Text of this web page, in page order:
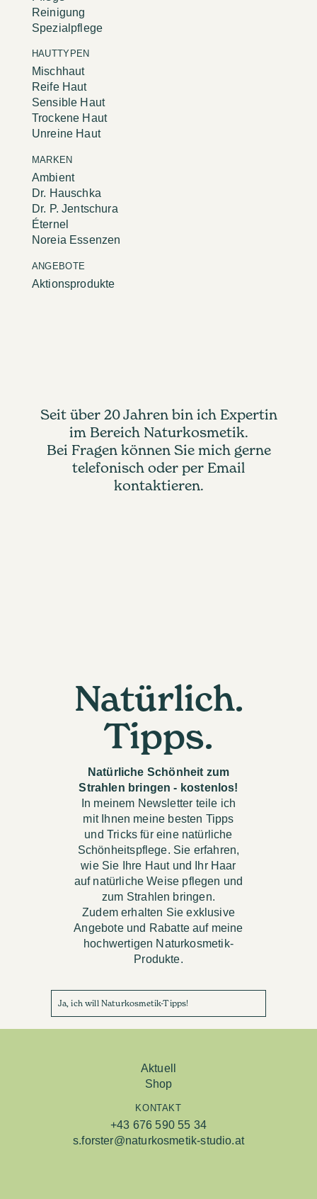
Reinigung
Spezialpflege
HAUTTYPEN
Mischhaut
Reife Haut
Sensible Haut
Trockene Haut
Unreine Haut
MARKEN
Ambient
Dr. Hauschka
Dr. P. Jentschura
Éternel
Noreia Essenzen
ANGEBOTE
Aktionsprodukte
Seit über 20 Jahren bin ich Expertin
im Bereich Naturkosmetik.
Bei Fragen können Sie mich gerne
telefonisch oder per Email
kontaktieren.
Natürlich.
Tipps.
Natürliche Schönheit zum
Strahlen bringen - kostenlos!
In meinem Newsletter teile ich
mit Ihnen meine besten Tipps
und Tricks für eine natürliche
Schönheitspflege. Sie erfahren,
wie Sie Ihre Haut und Ihr Haar
auf natürliche Weise pflegen und
zum Strahlen bringen.
Zudem erhalten Sie exklusive
Angebote und Rabatte auf meine
hochwertigen Naturkosmetik-
Produkte.
Ja, ich will Naturkosmetik-Tipps!
Aktuell
Shop
KONTAKT
+43 676 590 55 34
s.forster@naturkosmetik-studio.at